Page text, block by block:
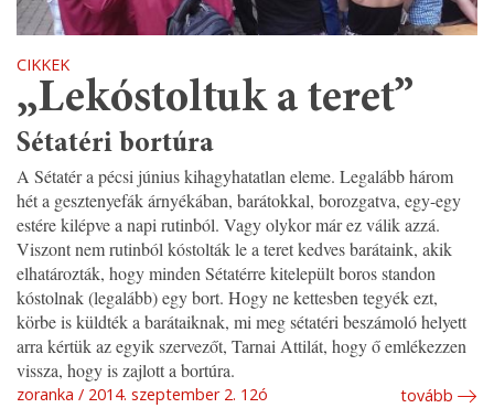
CIKKEK
„Lekóstoltuk a teret”
Sétatéri bortúra
A Sétatér a pécsi június kihagyhatatlan eleme. Legalább három
hét a gesztenyefák árnyékában, barátokkal, borozgatva, egy-egy
estére kilépve a napi rutinból. Vagy olykor már ez válik azzá.
Viszont nem rutinból kóstolták le a teret kedves barátaink, akik
elhatározták, hogy minden Sétatérre kitelepült boros standon
kóstolnak (legalább) egy bort. Hogy ne kettesben tegyék ezt,
körbe is küldték a barátaiknak, mi meg sétatéri beszámoló helyett
arra kértük az egyik szervezőt, Tarnai Attilát, hogy ő emlékezzen
vissza, hogy is zajlott a bortúra.
zoranka 2014. szeptember 2. 12ó tovább